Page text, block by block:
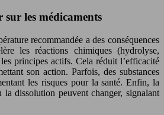
les médicaments
recommandée a des conséquences
les réactions chimiques (hydrolyse,
principes actifs. Cela réduit l’efficacité
son action. Parfois, des substances
les risques pour la santé. Enfin, la
la dissolution peuvent changer, signalant